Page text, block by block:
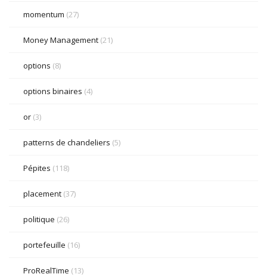
momentum (27)
Money Management (21)
options (8)
options binaires (4)
or (3)
patterns de chandeliers (5)
Pépites (118)
placement (37)
politique (26)
portefeuille (16)
ProRealTime (13)